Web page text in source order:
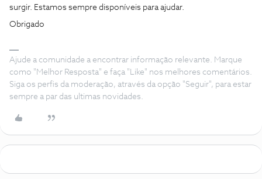
surgir. Estamos sempre disponíveis para ajudar.
Obrigado
Ajude a comunidade a encontrar informação relevante. Marque
como "Melhor Resposta" e faça "Like" nos melhores comentários.
Siga os perfis da moderação, através da opção "Seguir", para estar
sempre a par das ultimas novidades.